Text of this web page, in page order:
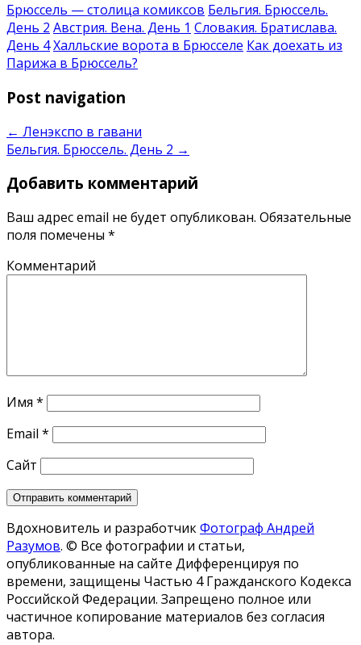
Брюссель — столица комиксов Бельгия. Брюссель.
День 2 Австрия. Вена. День 1 Словакия. Братислава.
День 4Халльские ворота в Брюсселе Как доехать из
Парижа в Брюссель?
Post navigation
← Ленэкспо в гавани
Бельгия. Брюссель. День 2 →
Добавить комментарий
Ваш адрес email не будет опубликован. Обязательные
поля помечены *
Комментарий
Имя *
Email *
Сайт
Вдохновитель и разработчикФотограф Андрей
Разумов. © Все фотографии и статьи,
опубликованные на сайте Дифференцируя по
времени, защищены Частью 4 Гражданского Кодекса
Российской Федерации. Запрещено полное или
частичное копирование материалов без согласия
автора.